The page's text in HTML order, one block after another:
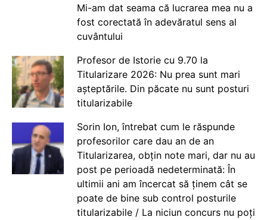
Mi-am dat seama că lucrarea mea nu a
fost corectată în adevăratul sens al
cuvântului
Profesor de Istorie cu 9.70 la
Titularizare 2026: Nu prea sunt mari
așteptările. Din păcate nu sunt posturi
titularizabile
Sorin Ion, întrebat cum le răspunde
profesorilor care dau an de an
Titularizarea, obțin note mari, dar nu au
post pe perioadă nedeterminată: În
ultimii ani am încercat să ținem cât se
poate de bine sub control posturile
titularizabile / La niciun concurs nu poți